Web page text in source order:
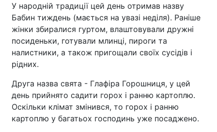
У народній традиції цей день отримав назву
Бабин тиждень (мається на увазі неділя). Раніше
жінки збиралися гуртом, влаштовували дружні
посиденьки, готували млинці, пироги та
налистники, а також пригощали своїх сусідів і
рідних.
Друга назва свята - Глафіра Горошниця, у цей
день прийнято садити горох і ранню картоплю.
Оскільки клімат змінився, то горох і ранню
картоплю у багатьох господинь уже посаджено.